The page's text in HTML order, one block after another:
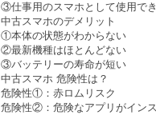
③仕事用のスマホとして使用で
中古スマホのデメリット
①本体の状態がわからない
②最新機種はほとんどない
③バッテリーの寿命が短い
中古スマホ 危険性は？
危険性①：赤ロムリスク
危険性②：危険なアプリがイン